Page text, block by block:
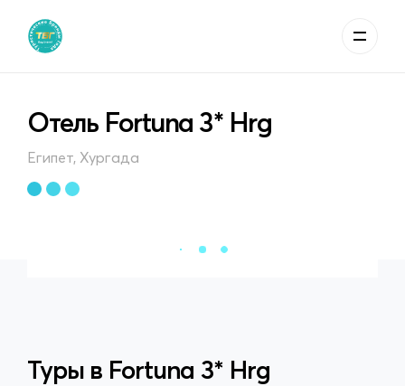
Отель Fortuna 3* Hrg
Египет, Хургада
Туры в Fortuna 3* Hrg